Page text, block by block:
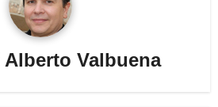
Alberto Valbuena